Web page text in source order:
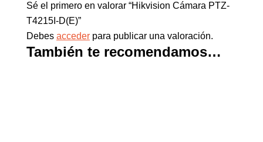
Sé el primero en valorar “Hikvision Cámara PTZ-
T4215I-D(E)”
Debes acceder para publicar una valoración.
También te recomendamos…